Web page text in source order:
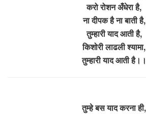
करो रोशन अँधेरा है,
ना दीपक है ना बाती है,
तुम्हारी याद आती है,
किशोरी लाढली श्यामा,
तुम्हारी याद आती है।।
तुम्हे बस याद करना ही,